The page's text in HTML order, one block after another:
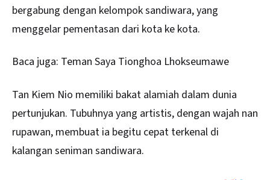
bergabung dengan kelompok sandiwara, yang
menggelar pementasan dari kota ke kota.
Baca juga: Teman Saya Tionghoa Lhokseumawe
Tan Kiem Nio memiliki bakat alamiah dalam dunia
pertunjukan. Tubuhnya yang artistis, dengan wajah nan
rupawan, membuat ia begitu cepat terkenal di
kalangan seniman sandiwara.